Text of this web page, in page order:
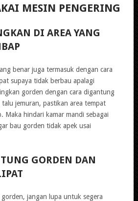
MESIN PENGERING
DI AREA YANG
benar juga termasuk dengan cara
supaya tidak berbau apalagi
gorden dengan cara digantung
jemuran, pastikan area tempat
Maka hindari kamar mandi sebagai
bau gorden tidak apek usai
GORDEN DAN
jangan lupa untuk segera